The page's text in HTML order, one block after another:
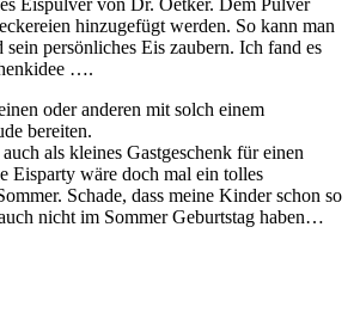
hinzugefügt werden. So kann man
persönliches Eis zaubern. Ich fand es
….
oder anderen mit solch einem
bereiten.
als kleines Gastgeschenk für einen
Eisparty wäre doch mal ein tolles
Schade, dass meine Kinder schon so
nicht im Sommer Geburtstag haben…